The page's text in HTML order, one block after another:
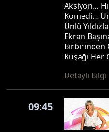
Aksiyon…
Komedi…
Ünlü
Ekran
Birbirinden
Kuşağı Her
Detaylı Bilgi
09:45